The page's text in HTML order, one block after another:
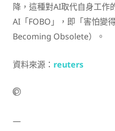
降，這種對AI取代自身工作
AI「FOBO」，即「害怕變
Becoming Obsolete）。
資料來源： reuters
—